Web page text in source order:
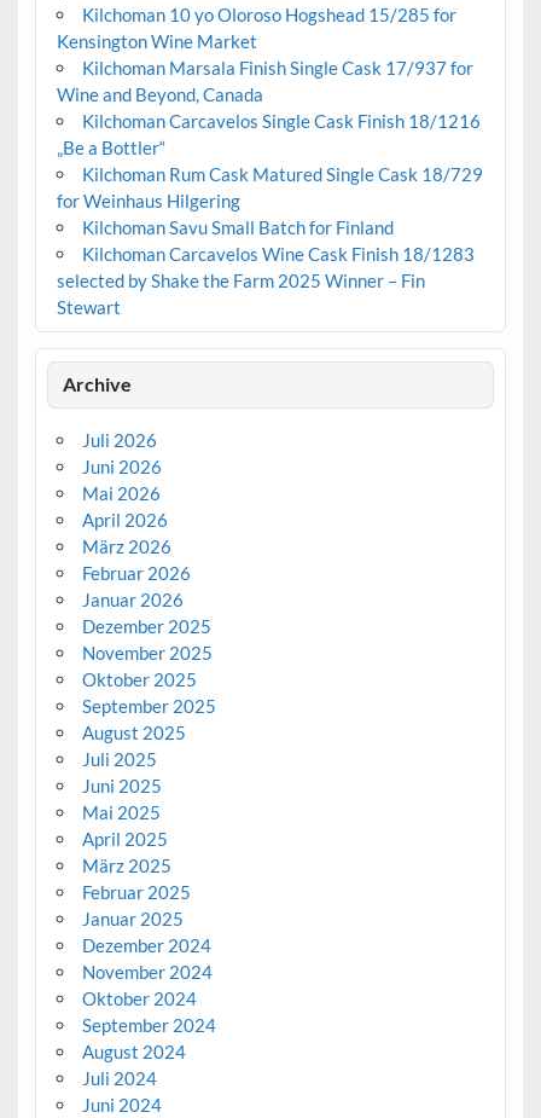
Kilchoman 10 yo Oloroso Hogshead 15/285 for
Kensington Wine Market
Kilchoman Marsala Finish Single Cask 17/937 for
Wine and Beyond, Canada
Kilchoman Carcavelos Single Cask Finish 18/1216
„Be a Bottler“
Kilchoman Rum Cask Matured Single Cask 18/729
for Weinhaus Hilgering
Kilchoman Savu Small Batch for Finland
Kilchoman Carcavelos Wine Cask Finish 18/1283
selected by Shake the Farm 2025 Winner – Fin
Stewart
Archive
Juli 2026
Juni 2026
Mai 2026
April 2026
März 2026
Februar 2026
Januar 2026
Dezember 2025
November 2025
Oktober 2025
September 2025
August 2025
Juli 2025
Juni 2025
Mai 2025
April 2025
März 2025
Februar 2025
Januar 2025
Dezember 2024
November 2024
Oktober 2024
September 2024
August 2024
Juli 2024
Juni 2024